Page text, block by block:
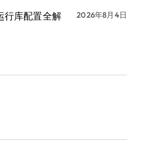
行库配置全解 2026年8月4日